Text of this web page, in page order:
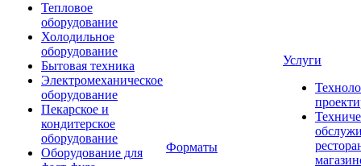
Тепловое
оборудование
Холодильное
оборудование
Бытовая техника
Электромеханическое
оборудование
Пекарское и
кондитерское
оборудование
Оборудование для
Форматы
Услуги